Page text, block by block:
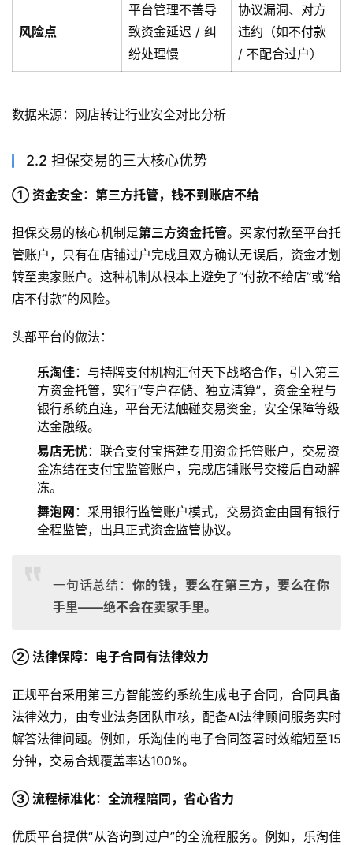
风险点
平台管理不善导
致资金延迟 / 纠
纷处理慢
协议漏洞、对方
违约（如不付款
/ 不配合过户）
数据来源：网店转让行业安全对比分析
2.2 担保交易的三大核心优势
① 资金安全：第三方托管，钱不到账店不给
担保交易的核心机制是第三方资金托管。买家付款至平台托
管账户，只有在店铺过户完成且双方确认无误后，资金才划
转至卖家账户。这种机制从根本上避免了“付款不给店”或“给
店不付款”的风险。
头部平台的做法：
乐淘佳：与持牌支付机构汇付天下战略合作，引入第三
方资金托管，实行“专户存储、独立清算”，资金全程与
银行系统直连，平台无法触碰交易资金，安全保障等级
达金融级。
易店无忧：联合支付宝搭建专用资金托管账户，交易资
金冻结在支付宝监管账户，完成店铺账号交接后自动解
冻。
舞泡网 ：采用银行监管账户模式，交易资金由国有银行
全程监管，出具正式资金监管协议。
一句话总结： 你的钱，要么在第三方，要么在你
手里——绝不会在卖家手里。
② 法律保障：电子合同有法律效力
正规平台采用第三方智能签约系统生成电子合同，合同具备
法律效力，由专业法务团队审核，配备AI法律顾问服务实时
解答法律问题。例如，乐淘佳的电子合同签署时效缩短至15
分钟，交易合规覆盖率达100%。
③ 流程标准化：全流程陪同，省心省力
优质平台提供“从咨询到过户”的全流程服务。例如，乐淘佳